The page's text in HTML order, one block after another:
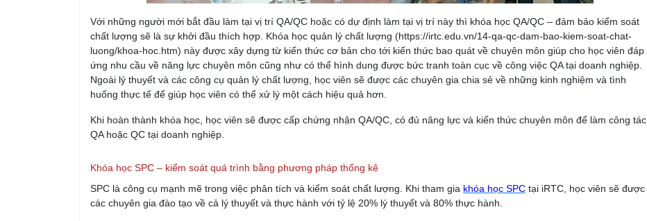
Với những người mới bắt đầu làm tại vị trí QA/QC hoặc có dự định làm tại vị trí này thì khóa học QA/QC – đảm bảo kiểm soát
chất lượng sẽ là sự khởi đầu thích hợp. Khóa học quản lý chất lượng (https://irtc.edu.vn/14-qa-qc-dam-bao-kiem-soat-chat-
luong/khoa-hoc.htm) này được xây dựng từ kiến thức cơ bản cho tới kiến thức bao quát về chuyên môn giúp cho học viên đáp
ứng nhu cầu về năng lực chuyên môn cũng như có thể hình dung được bức tranh toàn cục về công việc QA tại doanh nghiệp.
Ngoài lý thuyết và các công cụ quản lý chất lượng, học viên sẽ được các chuyên gia chia sẻ về những kinh nghiệm và tình
huống thực tế để giúp học viên có thể xử lý một cách hiệu quả hơn.
Khi hoàn thành khóa học, học viên sẽ được cấp chứng nhận QA/QC, có đủ năng lực và kiến thức chuyên môn để làm công tác
QA hoặc QC tại doanh nghiệp.
Khóa học SPC – kiểm soát quá trình bằng phương pháp thống kê
SPC là công cụ mạnh mẽ trong việc phân tích và kiểm soát chất lượng. Khi tham gia khóa học SPC tại iRTC, học viên sẽ được
các chuyên gia đào tạo về cả lý thuyết và thực hành với tỷ lệ 20% lý thuyết và 80% thực hành.